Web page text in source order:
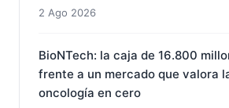
2 Ago 2026
BioNTech: la caja de 16.800
frente a un mercado que valora
oncología en cero